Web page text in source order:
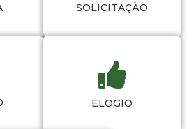
SOLICITAÇÃO
ELOGIO